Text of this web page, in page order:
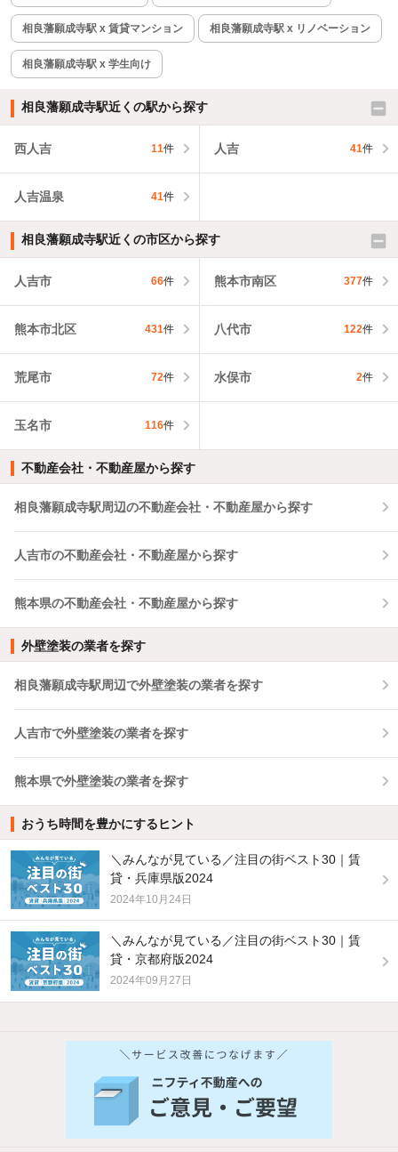
相良藩願成寺駅 x 賃貸マンション 相良藩願成寺駅 x リノベーション
相良藩願成寺駅 x 学生向け
相良藩願成寺駅近くの駅から探す
西人吉 11件 人吉 41件
人吉温泉 41件
相良藩願成寺駅近くの市区から探す
人吉市 66件 熊本市南区 377件
熊本市北区 431件 八代市 122件
荒尾市 72件 水俣市 2件
玉名市 116件
不動産会社・不動産屋から探す
相良藩願成寺駅周辺の不動産会社・不動産屋から探す
人吉市の不動産会社・不動産屋から探す
熊本県の不動産会社・不動産屋から探す
外壁塗装の業者を探す
相良藩願成寺駅周辺で外壁塗装の業者を探す
人吉市で外壁塗装の業者を探す
熊本県で外壁塗装の業者を探す
おうち時間を豊かにするヒント
＼みんなが見ている／注目の街ベスト30｜賃
貸・兵庫県版2024
2024年10月24日
＼みんなが見ている／注目の街ベスト30｜賃
貸・京都府版2024
2024年09月27日
他の人はこんな条件で絞り込んでいます！
バス・トイレ別 2階以上
駐車場あり ペット相談